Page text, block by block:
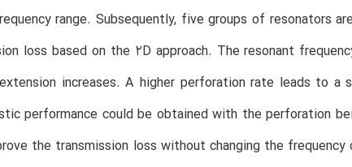
range. Subsequently, five groups of resonators
loss based on the 2D approach. The resonant
increases. A higher perforation rate leads to a
performance could be obtained with the perforation
the transmission loss without changing the